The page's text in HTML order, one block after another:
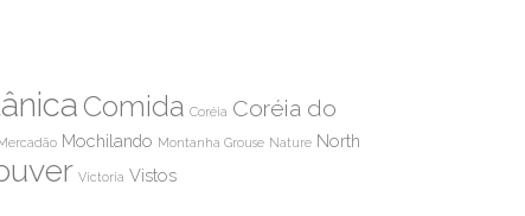
Comida Coréia Coréia do
Mochilando Montanha Grouse Nature North
Victoria Vistos